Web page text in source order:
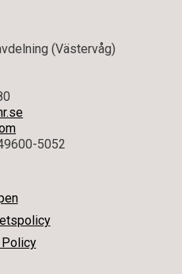
(Västervåg)
5052